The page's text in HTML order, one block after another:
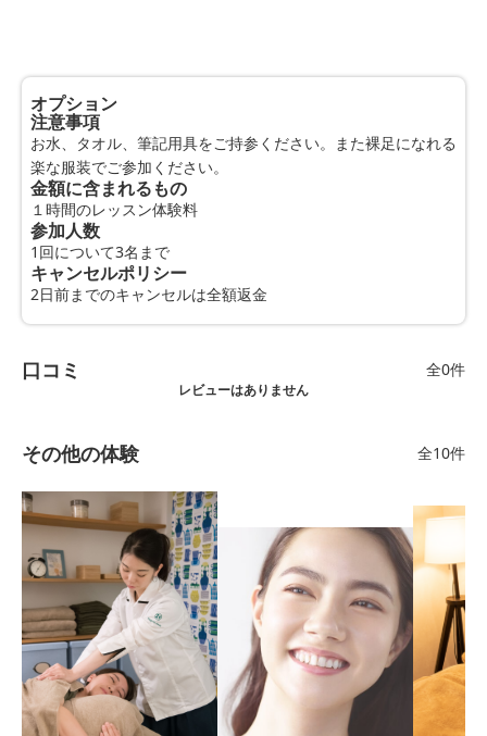
オプション
注意事項
お水、タオル、筆記用具をご持参ください。また裸足になれる
楽な服装でご参加ください。
金額に含まれるもの
１時間のレッスン体験料
参加人数
1回について3名まで
キャンセルポリシー
2日前までのキャンセルは全額返金
口コミ 全0件
レビューはありません
その他の体験 全10件